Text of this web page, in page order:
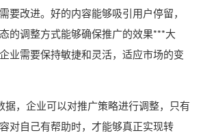
要改进。好的内容能够吸引用户停留，
的调整方式能够确保推广的效果***大
业需要保持敏捷和灵活，适应市场的变
，企业可以对推广策略进行调整，只有
对自己有帮助时，才能够真正实现转